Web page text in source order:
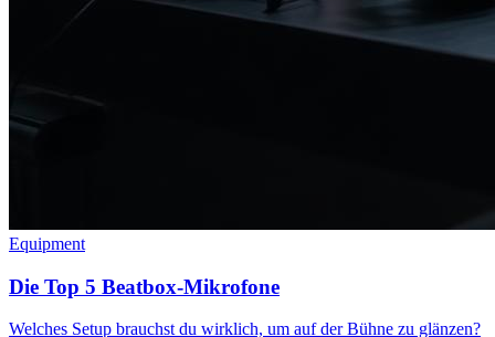
Equipment
Die Top 5 Beatbox-Mikrofone
Welches Setup brauchst du wirklich, um auf der Bühne zu glänzen?